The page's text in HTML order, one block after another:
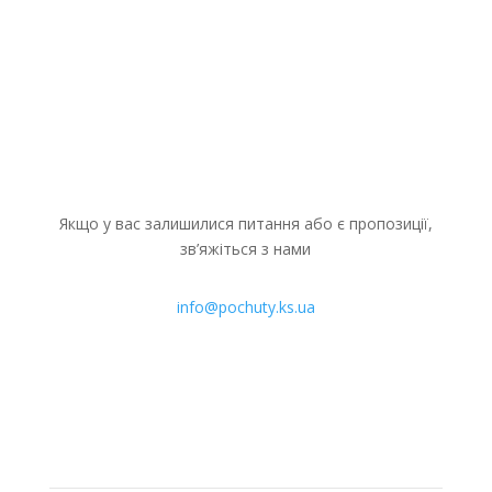
Якщо у вас залишилися питання або є пропозиції,
зв’яжіться з нами
info@pochuty.ks.ua